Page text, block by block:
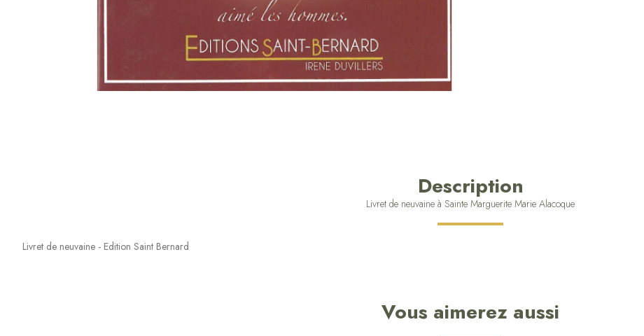
Description
Livret de neuvaine à Sainte Marguerite Marie Alacoque
Livret de neuvaine - Edition Saint Bernard
Vous aimerez aussi